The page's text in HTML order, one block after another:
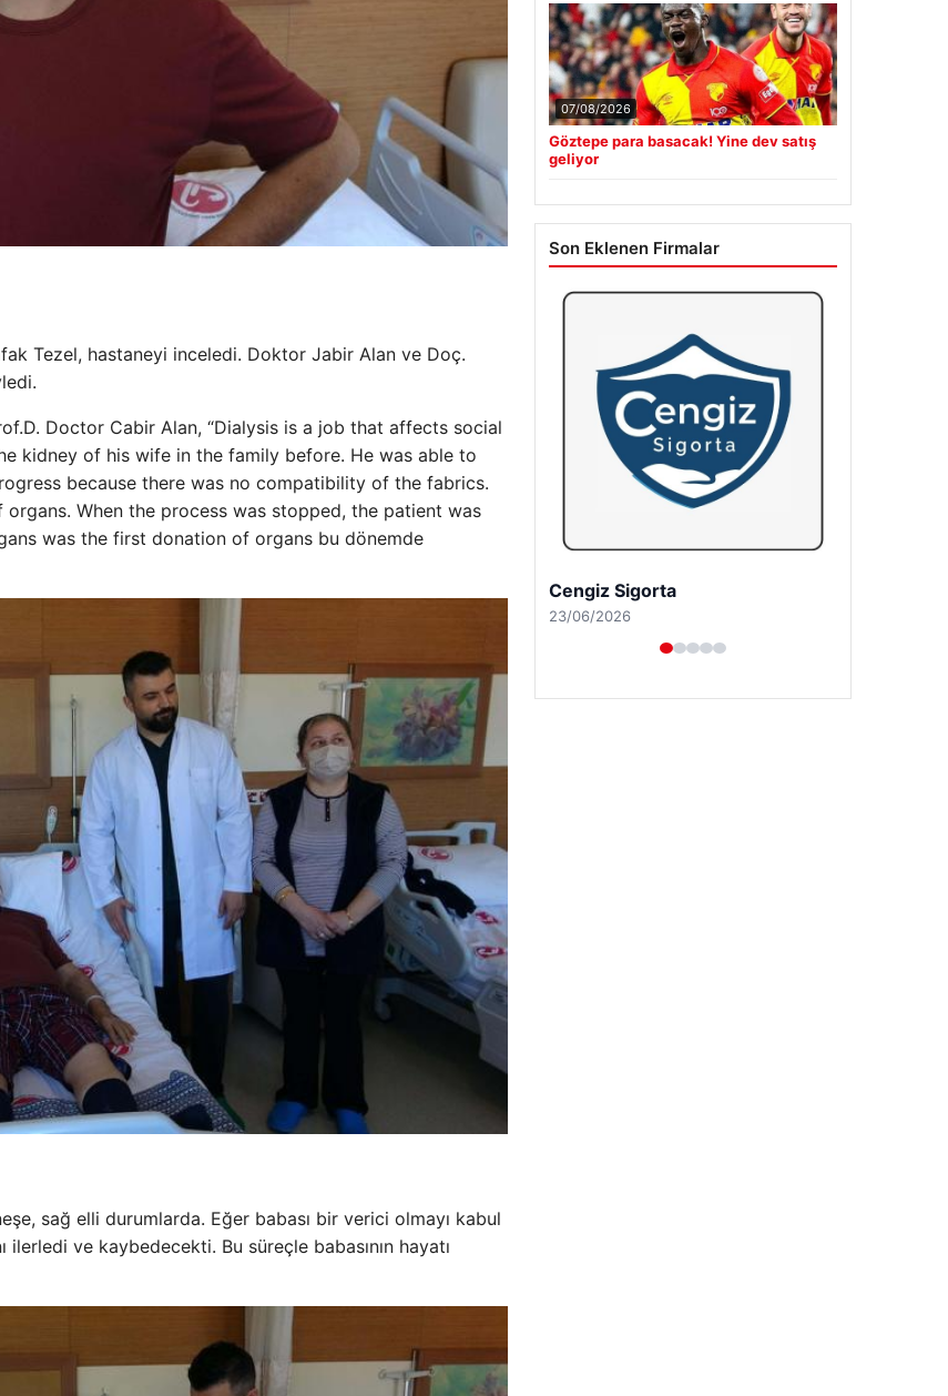
Tezel, hastaneyi inceledi. Doktor Jabir Alan ve Doç.
Doctor Cabir Alan, “Dialysis is a job that affects social
kidney of his wife in the family before. He was able to
because there was no compatibility of the fabrics.
When the process was stopped, the patient was
was the first donation of organs bu dönemde
sağ elli durumlarda. Eğer babası bir verici olmayı kabul
ve kaybedecekti. Bu süreçle babasının hayatı
07/08/2026
Göztepe para basacak! Yine dev satış
geliyor
Son Eklenen Firmalar
Hastaş Beton
26/05/2026